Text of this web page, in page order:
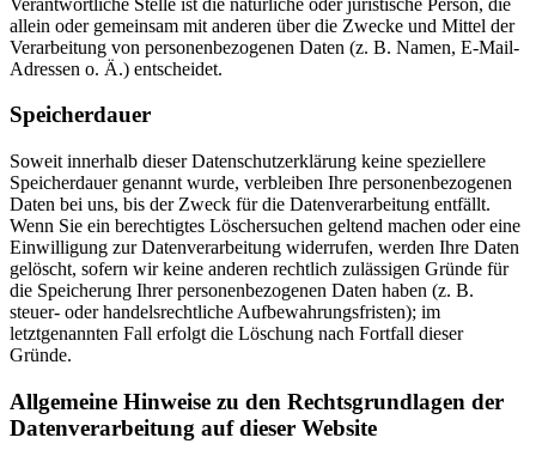
allein oder gemeinsam mit anderen über die Zwecke und Mittel der
Verarbeitung von personenbezogenen Daten (z. B. Namen, E-Mail-
Adressen o. Ä.) entscheidet.
Speicherdauer
Soweit innerhalb dieser Datenschutzerklärung keine speziellere
Speicherdauer genannt wurde, verbleiben Ihre personenbezogenen
Daten bei uns, bis der Zweck für die Datenverarbeitung entfällt.
Wenn Sie ein berechtigtes Löschersuchen geltend machen oder eine
Einwilligung zur Datenverarbeitung widerrufen, werden Ihre Daten
gelöscht, sofern wir keine anderen rechtlich zulässigen Gründe für
die Speicherung Ihrer personenbezogenen Daten haben (z. B.
steuer- oder handelsrechtliche Aufbewahrungsfristen); im
letztgenannten Fall erfolgt die Löschung nach Fortfall dieser
Gründe.
Allgemeine Hinweise zu den Rechtsgrundlagen der
Datenverarbeitung auf dieser Website